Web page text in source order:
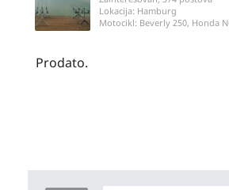
Lokacija: Hamburg
Motocikl: Beverly 250, Honda
Prodato.